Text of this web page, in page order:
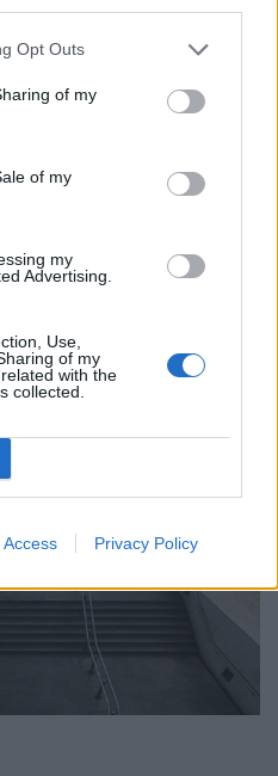
Opt Outs
of my
of my
my
Advertising.
Use,
of my
with the
collected.
Access Privacy Policy
Γυρίζουμε τα
έτσι συνηθίσαμε
04:00 τα ξημερώματα, θα
ραντεβού με τον
μας πίσω μία ώρα, για να